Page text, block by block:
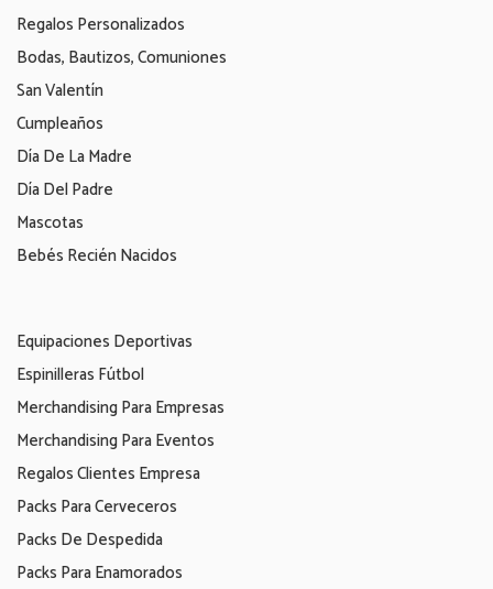
Regalos Personalizados
Bodas, Bautizos, Comuniones
San Valentín
Cumpleaños
Día De La Madre
Día Del Padre
Mascotas
Bebés Recién Nacidos
Equipaciones Deportivas
Espinilleras Fútbol
Merchandising Para Empresas
Merchandising Para Eventos
Regalos Clientes Empresa
Packs Para Cerveceros
Packs De Despedida
Packs Para Enamorados